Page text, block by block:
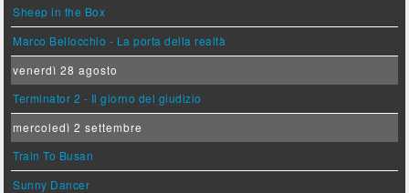
Sheep in the Box
Marco Bellocchio - La porta della realtà
venerdì 28 agosto
Terminator 2 - Il giorno del giudizio
mercoledì 2 settembre
Train To Busan
Sunny Dancer